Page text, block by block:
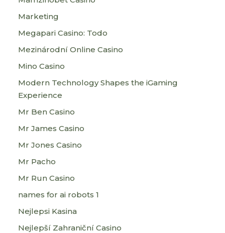
Marketing
Megapari Casino: Todo
Mezinárodní Online Casino
Mino Casino
Modern Technology Shapes the iGaming
Experience
Mr Ben Casino
Mr James Casino
Mr Jones Casino
Mr Pacho
Mr Run Casino
names for ai robots 1
Nejlepsi Kasina
Nejlepší Zahraniční Casino